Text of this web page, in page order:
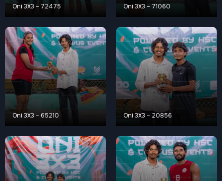
Oni 3X3 – 72475 Oni 3X3 – 71060
Oni 3X3 – 65210 Oni 3X3 – 20856